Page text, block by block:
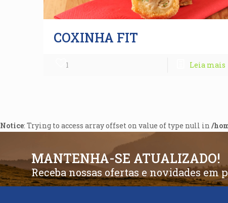
COXINHA FIT
1 Leia mais
Notice: Trying to access array offset on value of type null in /
MANTENHA-SE ATUALIZADO!
Receba nossas ofertas e novidades em